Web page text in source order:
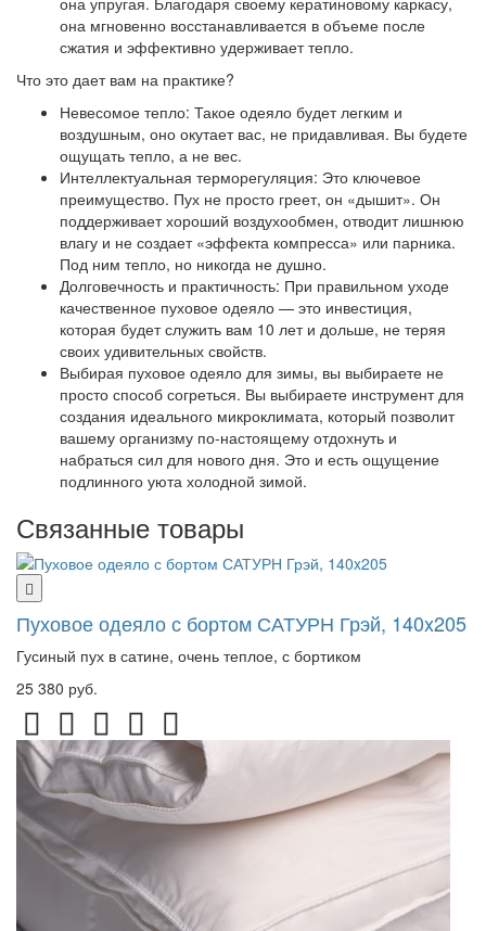
она мгновенно восстанавливается в объеме после
сжатия и эффективно удерживает тепло.
Что это дает вам на практике?
Невесомое тепло: Такое одеяло будет легким и
воздушным, оно окутает вас, не придавливая. Вы будете
ощущать тепло, а не вес.
Интеллектуальная терморегуляция: Это ключевое
преимущество. Пух не просто греет, он «дышит». Он
поддерживает хороший воздухообмен, отводит лишнюю
влагу и не создает «эффекта компресса» или парника.
Под ним тепло, но никогда не душно.
Долговечность и практичность: При правильном уходе
качественное пуховое одеяло — это инвестиция,
которая будет служить вам 10 лет и дольше, не теряя
своих удивительных свойств.
Выбирая пуховое одеяло для зимы, вы выбираете не
просто способ согреться. Вы выбираете инструмент для
создания идеального микроклимата, который позволит
вашему организму по-настоящему отдохнуть и
набраться сил для нового дня. Это и есть ощущение
подлинного уюта холодной зимой.
Связанные товары
Пуховое одеяло с бортом САТУРН Грэй, 140x205
Гусиный пух в сатине, очень теплое, с бортиком
25 380 руб.